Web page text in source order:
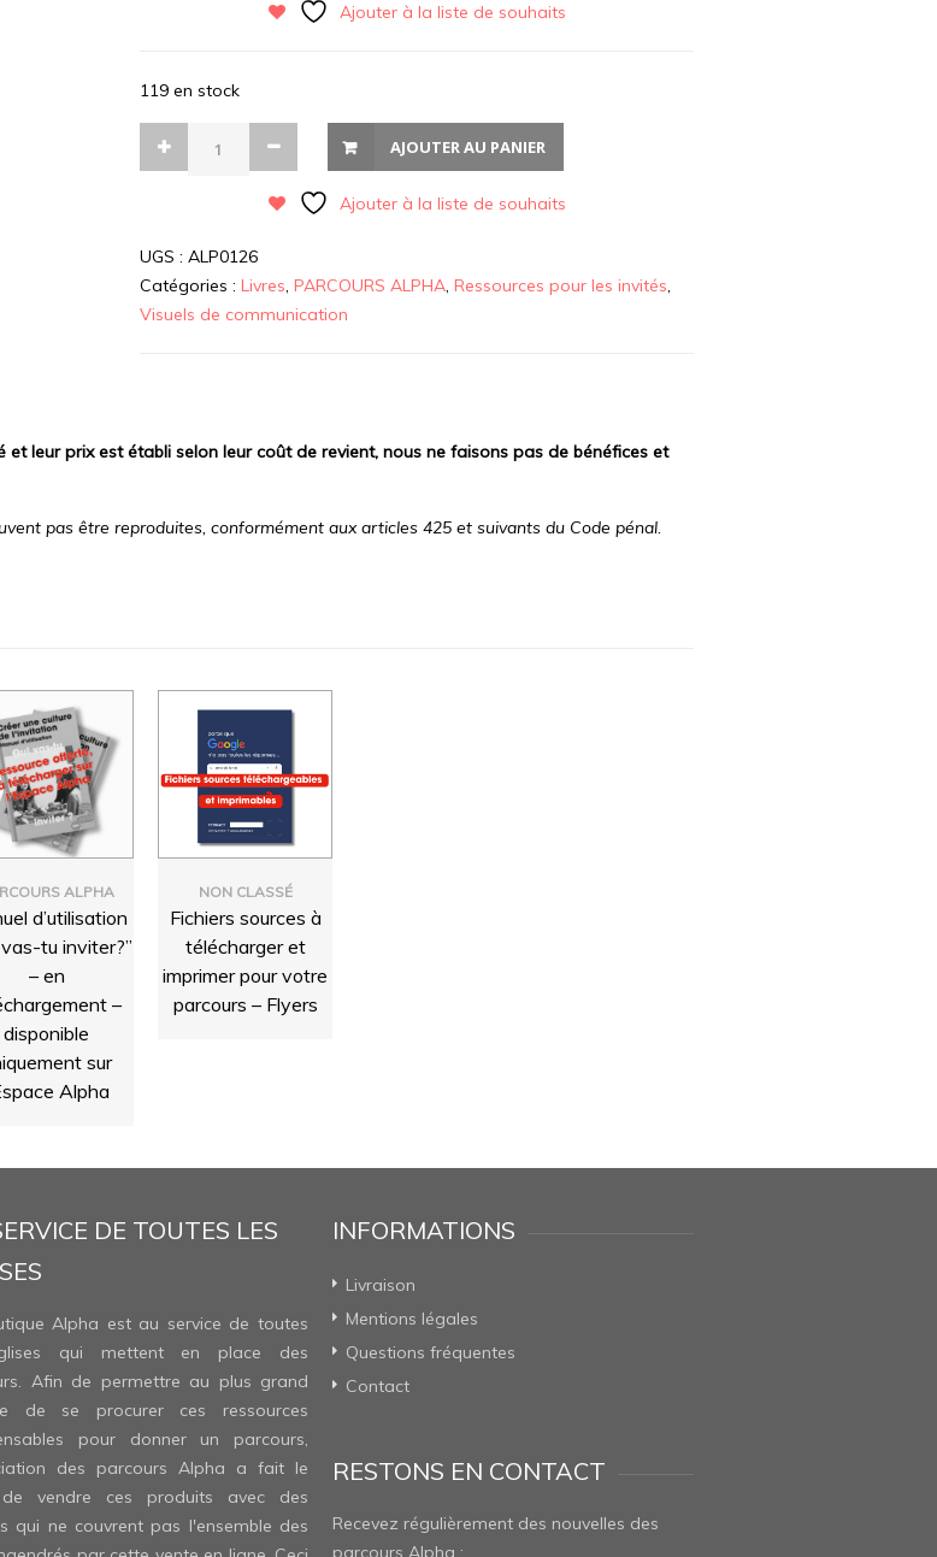
Ajouter à la liste de souhaits
119 en stock
AJOUTER AU PANIER
Ajouter à la liste de souhaits
UGS : ALP0126
Catégories : Livres, PARCOURS ALPHA, Ressources pour les invités,
Visuels de communication
leur prix est établi selon leur coût de revient, nous ne faisons pas de bénéfices et
pas être reproduites, conformément aux articles 425 et suivants du Code pénal.
ALPHA
d’utilisation
vas-tu inviter?”
– en
–
disponible
sur
Alpha
NON CLASSÉ
Fichiers sources à
télécharger et
imprimer pour votre
parcours – Flyers
DE TOUTES LES
Alpha est au service de toutes
qui mettent en place des
Afin de permettre au plus grand
de se procurer ces ressources
pour donner un parcours,
des parcours Alpha a fait le
vendre ces produits avec des
qui ne couvrent pas l'ensemble des
INFORMATIONS
Livraison
Mentions légales
Questions fréquentes
Contact
RESTONS EN CONTACT
Recevez régulièrement des nouvelles des
parcours Alpha :